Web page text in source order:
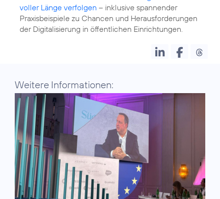
voller Länge verfolgen – inklusive spannender
Praxisbeispiele zu Chancen und Herausforderungen
der Digitalisierung in öffentlichen Einrichtungen.
Weitere Informationen: